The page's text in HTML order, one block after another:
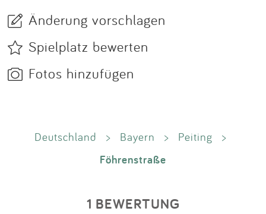
Änderung vorschlagen
Spielplatz bewerten
Fotos hinzufügen
Deutschland > Bayern > Peiting >
Föhrenstraße
1 BEWERTUNG